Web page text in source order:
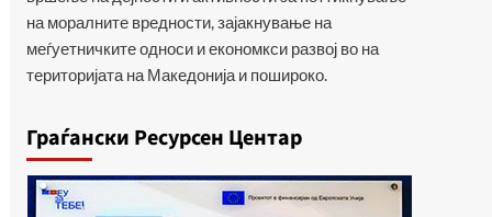
на моралните вредности, зајакнување на
меѓуетничките односи и економкси развој во на
територијата на Македонија и пошироко.
Граѓански Ресурсен Центар